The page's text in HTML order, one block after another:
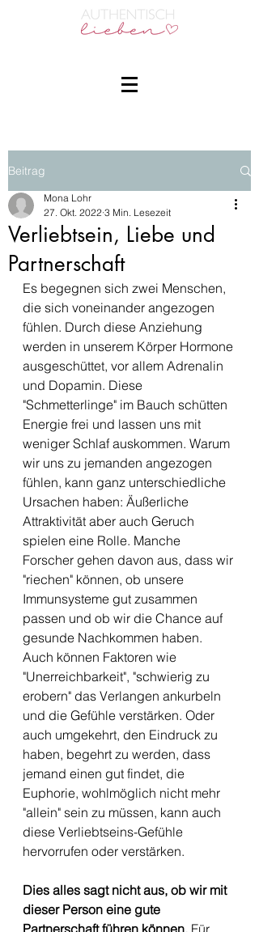
Beitrag
Verliebtsein, Liebe und
Partnerschaft
Mona Lohr
27. Okt. 2022 3 Min. Lesezeit
Es begegnen sich zwei Menschen,
die sich voneinander angezogen
fühlen. Durch diese Anziehung
werden in unserem Körper Hormone
ausgeschüttet, vor allem Adrenalin
und Dopamin. Diese
"Schmetterlinge" im Bauch schütten
Energie frei und lassen uns mit
weniger Schlaf auskommen. Warum
wir uns zu jemanden angezogen
fühlen, kann ganz unterschiedliche
Ursachen haben: Äußerliche
Attraktivität aber auch Geruch
spielen eine Rolle. Manche
Forscher gehen davon aus, dass wir
"riechen" können, ob unsere
Immunsysteme gut zusammen
passen und ob wir die Chance auf
gesunde Nachkommen haben.
Auch können Faktoren wie
"Unerreichbarkeit", "schwierig zu
erobern" das Verlangen ankurbeln
und die Gefühle verstärken. Oder
auch umgekehrt, den Eindruck zu
haben, begehrt zu werden, dass
jemand einen gut findet, die
Euphorie, wohlmöglich nicht mehr
"allein" sein zu müssen, kann auch
diese Verliebtseins-Gefühle
hervorrufen oder verstärken.
Dies alles sagt nicht aus, ob wir mit
dieser Person eine gute
Partnerschaft führen können. Für